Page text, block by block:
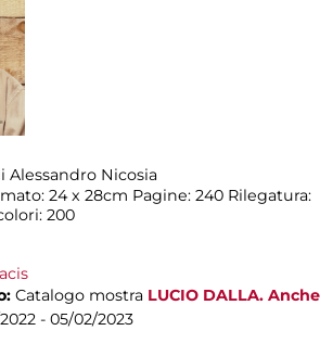
Alessandro Nicosia
24 x 28cm Pagine: 240 Rilegatura:
200
Catalogo mostra LUCIO DALLA. Anche
- 05/02/2023